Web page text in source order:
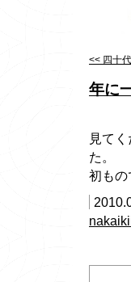
<< 四十
年に
見て
た。
初も